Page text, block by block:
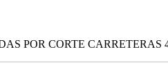
POR CORTE CARRETERAS